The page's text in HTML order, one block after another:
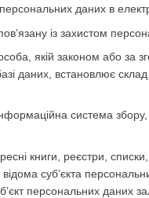
даних в
із захистом
якій законом або за
даних, встановлює
система збору,
книги, реєстри,
з відома суб’єкта
персональних даних